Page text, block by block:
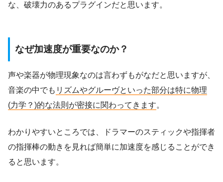
な、破壊力のあるプラグインだと思います。
なぜ加速度が重要なのか？
声や楽器が物理現象なのは言わずもがなだと思いますが、
音楽の中でも リズムやグルーヴといった部分は特に物理
(力学？)的な法則が密接に関わってきます。
わかりやすいところでは、ドラマーのスティックや指揮者
の指揮棒の動きを見れば簡単に加速度を感じることができ
ると思います。